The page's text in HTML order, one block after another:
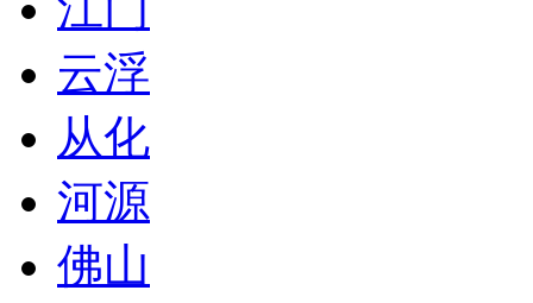
云浮
从化
河源
佛山